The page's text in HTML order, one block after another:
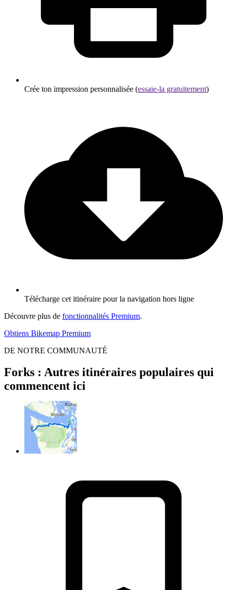
Crée ton impression personnalisée (essaie-la gratuitement)
Télécharge cet itinéraire pour la navigation hors ligne
Découvre plus de fonctionnalités Premium.
Obtiens Bikemap Premium
DE NOTRE COMMUNAUTÉ
Forks : Autres itinéraires populaires qui
commencent ici